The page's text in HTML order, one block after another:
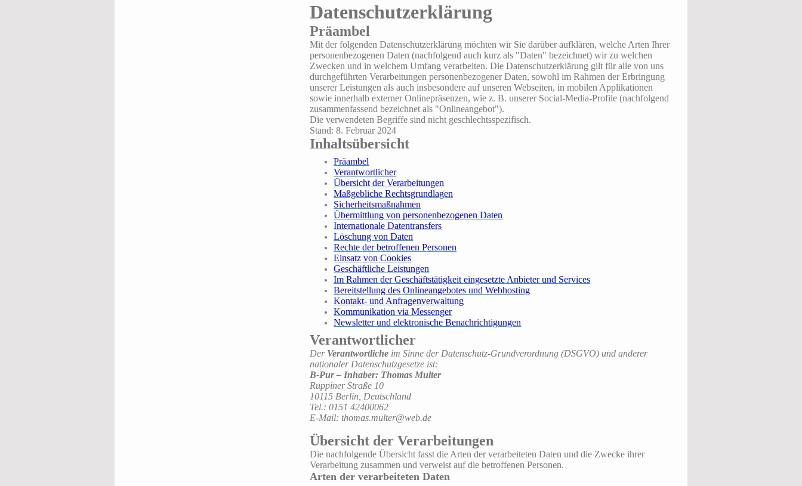
Datenschutzerklärung
Präambel
Mit der folgenden Datenschutzerklärung möchten wir Sie darüber aufklären, welche Arten Ihrer
personenbezogenen Daten (nachfolgend auch kurz als "Daten" bezeichnet) wir zu welchen
Zwecken und in welchem Umfang verarbeiten. Die Datenschutzerklärung gilt für alle von uns
durchgeführten Verarbeitungen personenbezogener Daten, sowohl im Rahmen der Erbringung
unserer Leistungen als auch insbesondere auf unseren Webseiten, in mobilen Applikationen
sowie innerhalb externer Onlinepräsenzen, wie z. B. unserer Social-Media-Profile (nachfolgend
zusammenfassend bezeichnet als "Onlineangebot").
Die verwendeten Begriffe sind nicht geschlechtsspezifisch.
Stand: 8. Februar 2024
Inhaltsübersicht
Präambel
Verantwortlicher
Übersicht der Verarbeitungen
Maßgebliche Rechtsgrundlagen
Sicherheitsmaßnahmen
Übermittlung von personenbezogenen Daten
Internationale Datentransfers
Löschung von Daten
Rechte der betroffenen Personen
Einsatz von Cookies
Geschäftliche Leistungen
Im Rahmen der Geschäftstätigkeit eingesetzte Anbieter und Services
Bereitstellung des Onlineangebotes und Webhosting
Kontakt- und Anfragenverwaltung
Kommunikation via Messenger
Newsletter und elektronische Benachrichtigungen
Verantwortlicher
Der Verantwortliche im Sinne der Datenschutz-Grundverordnung (DSGVO) und anderer
nationaler Datenschutzgesetze ist:
B-Pur – Inhaber: Thomas Multer
Ruppiner Straße 10
10115 Berlin, Deutschland
Tel.: 0151 42400062
E-Mail: thomas.multer@web.de
Übersicht der Verarbeitungen
Die nachfolgende Übersicht fasst die Arten der verarbeiteten Daten und die Zwecke ihrer
Verarbeitung zusammen und verweist auf die betroffenen Personen.
Arten der verarbeiteten Daten